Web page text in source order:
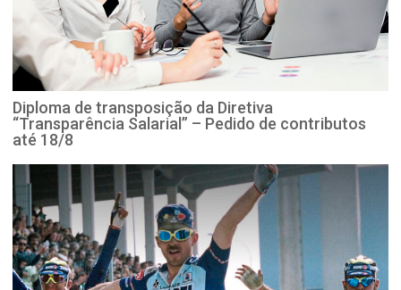
Diploma de transposição da Diretiva
“Transparência Salarial” – Pedido de contributos
até 18/8